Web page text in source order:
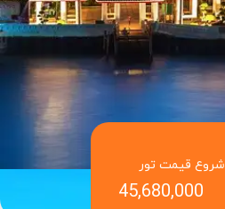
شروع قیمت تور